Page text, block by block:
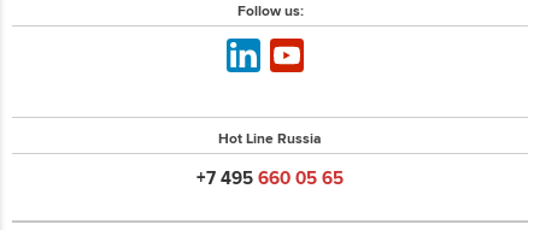
Follow us:
Hot Line Russia
+7 495 660 05 65